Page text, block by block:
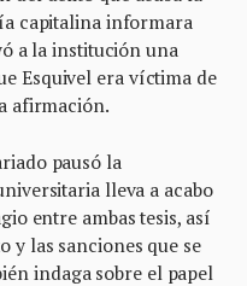
capitalina informara
a la institución una
Esquivel era víctima de
afirmación.
pausó la
lleva a acabo
entre ambas tesis, así
y las sanciones que se
indaga sobre el papel